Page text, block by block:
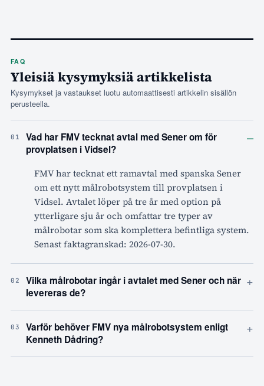
FAQ
Yleisiä kysymyksiä artikkelista
Kysymykset ja vastaukset luotu automaattisesti artikkelin sisällön
perusteella.
01
Vad har FMV tecknat avtal med Sener om för
provplatsen i Vidsel?
–
FMV har tecknat ett ramavtal med spanska Sener
om ett nytt målrobotsystem till provplatsen i
Vidsel. Avtalet löper på tre år med option på
ytterligare sju år och omfattar tre typer av
målrobotar som ska komplettera befintliga system.
Senast faktagranskad: 2026-07-30.
02
Vilka målrobotar ingår i avtalet med Sener och när
levereras de?
+
03
Varför behöver FMV nya målrobotsystem enligt
Kenneth Dådring?
+